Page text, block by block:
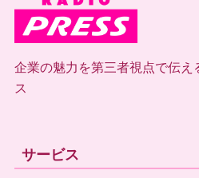
企業の魅力を第三者視点で伝え
ス
サービス